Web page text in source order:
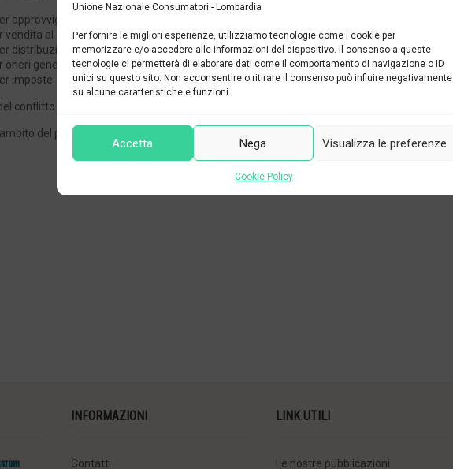
Unione Nazionale Consumatori - Lombardia
Per fornire le migliori esperienze, utilizziamo tecnologie come i cookie per
memorizzare e/o accedere alle informazioni del dispositivo. Il consenso a queste
tecnologie ci permetterà di elaborare dati come il comportamento di navigazione o ID
unici su questo sito. Non acconsentire o ritirare il consenso può influire negativamente
su alcune caratteristiche e funzioni.
Accetta Nega Visualizza le preferenze
Cookie Policy
approvvigionamento e attività connesse
vendita al dettaglio
distribuzione, misura, trasporto, perequazione della distribuzione, qualità
oneri generali di sistema
imposte
conflitto in Medioriente sono aumentate le quotazioni all’ingrosso.
del programma della Regione Lombardia con fondi MIMIT – DM 31.07.2024 e DD
INFORMAZIONI
Contatti
LINK UTILI
Le nostre pubblicazioni